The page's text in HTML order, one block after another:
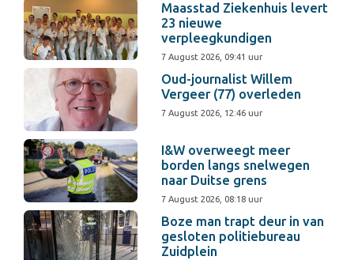
Maasstad Ziekenhuis levert
23 nieuwe
verpleegkundigen
7 August 2026, 09:41 uur
Oud-journalist Willem
Vergeer (77) overleden
7 August 2026, 12:46 uur
I&W overweegt meer
borden langs snelwegen
naar Duitse grens
7 August 2026, 08:18 uur
Boze man trapt deur in van
gesloten politiebureau
Zuidplein